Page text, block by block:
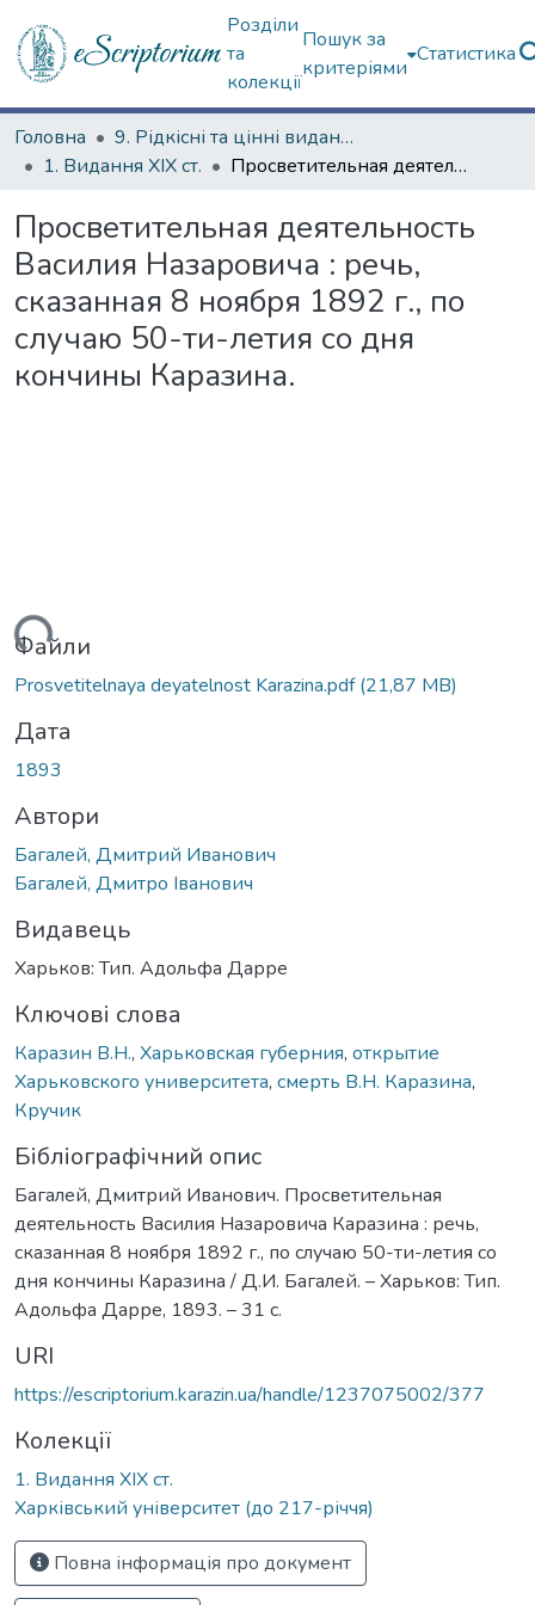
Розділи
та
колекції
Пошук за
критеріями
Статистика
Головна
9. Рідкісні та цінні видання
1. Видання ХІХ ст.
Просветительная деятельность Василия Назаровича : речь, сказанная 8 ноября 1892 г., по случаю 50-ти-летия со дня кончины Каразина.
Просветительная деятельность
Василия Назаровича : речь,
сказанная 8 ноября 1892 г., по
случаю 50-ти-летия со дня
кончины Каразина.
Файли
Prosvetitelnaya deyatelnost Karazina.pdf(21,87 MB)
Дата
1893
Автори
Багалей, Дмитрий Иванович
Багалей, Дмитро Іванович
Видавець
Харьков: Тип. Адольфа Дарре
Ключові слова
Каразин В.Н., Харьковская губерния, открытие
Харьковского университета, смерть В.Н. Каразина,
Кручик
Бібліографічний опис
Багалей, Дмитрий Иванович. Просветительная
деятельность Василия Назаровича Каразина : речь,
сказанная 8 ноября 1892 г., по случаю 50-ти-летия со
дня кончины Каразина / Д.И. Багалей. – Харьков: Тип.
Адольфа Дарре, 1893. – 31 с.
URI
https://escriptorium.karazin.ua/handle/1237075002/377
Колекції
1. Видання ХІХ ст.
Харківський університет (до 217-річчя)
Повна інформація про документ